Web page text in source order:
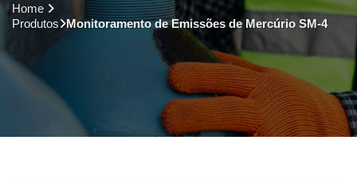
Home
Produtos
Monitoramento de Emissões de Mercúrio SM-4